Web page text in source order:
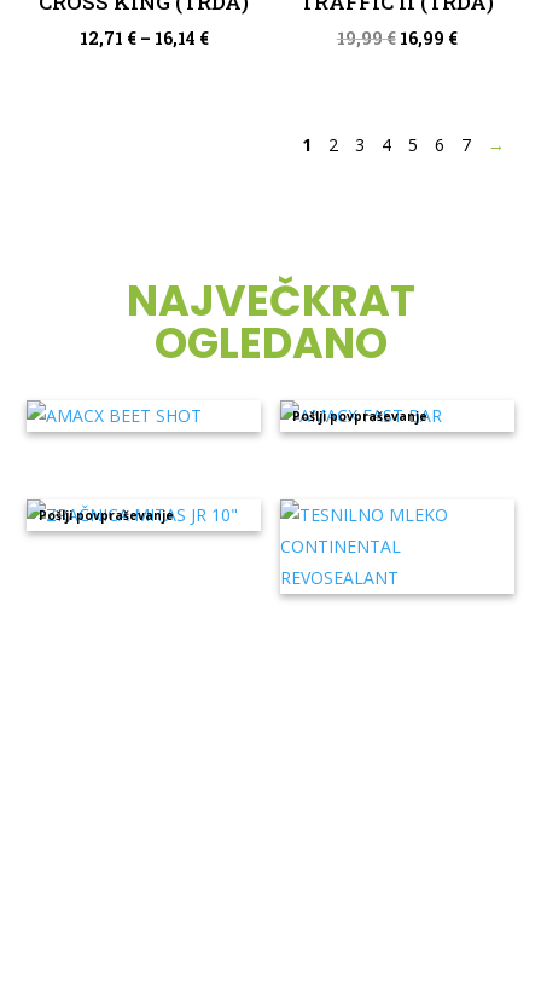
12,71 €– 16,14 € 19,99€ Izvirna
16,99 €Trenutna
1 2 3 4 5 6 7 →
NAJVEČKRAT
OGLEDANO
Pošlji povpraševanje
Pošlji povpraševanje